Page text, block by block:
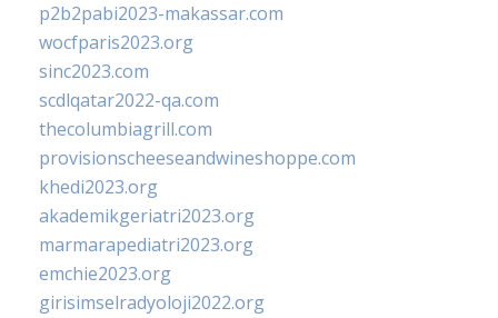
p2b2pabi2023-makassar.com
wocfparis2023.org
sinc2023.com
scdlqatar2022-qa.com
thecolumbiagrill.com
provisionscheeseandwineshoppe.com
khedi2023.org
akademikgeriatri2023.org
marmarapediatri2023.org
emchie2023.org
girisimselradyoloji2022.org